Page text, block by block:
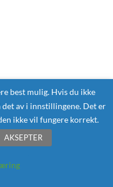
best mulig. Hvis du ikke
det av i innstillingene. Det er
ikke vil fungere korrekt.
AKSEPTER